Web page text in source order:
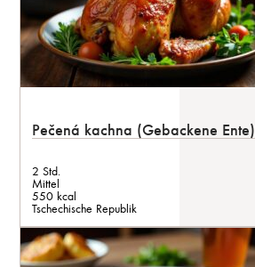
Pečená kachna (Gebackene Ente)
2 Std.
Mittel
550 kcal
Tschechische Republik